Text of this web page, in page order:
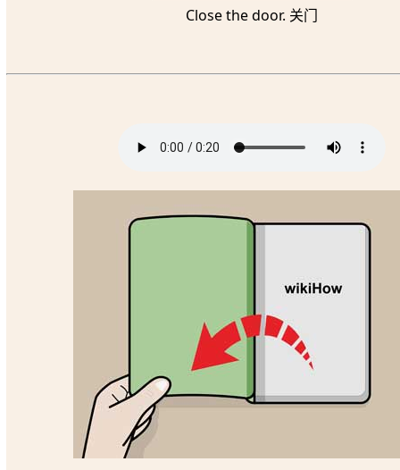
Close the door. 关门